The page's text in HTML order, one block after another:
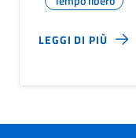
LEGGI DI PIÙ